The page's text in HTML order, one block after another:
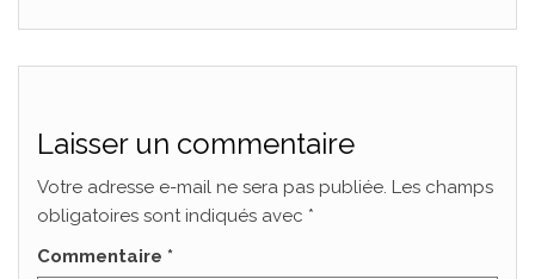
Laisser un commentaire
Votre adresse e-mail ne sera pas publiée. Les champs
obligatoires sont indiqués avec *
Commentaire *